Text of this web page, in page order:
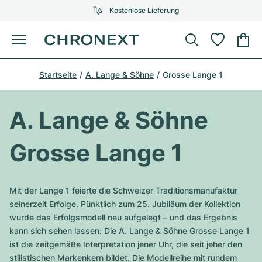
Kostenlose Lieferung
Menü
Uhr kaufen
AUSGEWÄHLTE MARKEN
Top-Modelle
Omega
Alle Omega Modelle
Top-Modelle
Patek Philippe
Alle Patek Philippe Modelle
Top-Modelle
Alle Audemars Piguet Modelle
Cartier
Breitling
Uhr verkaufen
AUSGEWÄHLTE MARKEN
Tiffany
Louis Vuitton
Van Cleef & Arpels
Bvlgari
Neuzugänge
Service
Startseite A. Lange & Söhne Grosse Lange 1
A. Lange & Söhne
Grosse Lange 1
Mit der Lange 1 feierte die Schweizer Traditionsmanufaktur
seinerzeit Erfolge. Pünktlich zum 25. Jubiläum der Kollektion
wurde das Erfolgsmodell neu aufgelegt – und das Ergebnis
kann sich sehen lassen: Die A. Lange & Söhne Grosse Lange 1
ist die zeitgemäße Interpretation jener Uhr, die seit jeher den
stilistischen Markenkern bildet. Die Modellreihe mit rundem